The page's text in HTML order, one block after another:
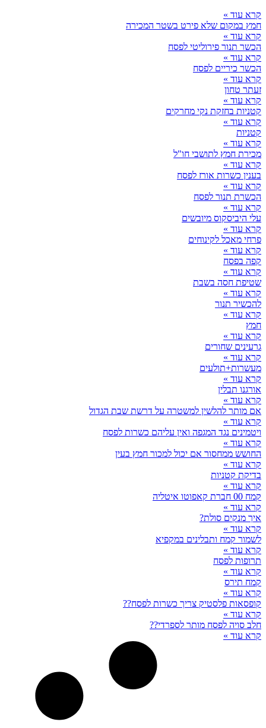
קרא עוד »
חמץ במקום שלא פירט בשטר המכירה
קרא עוד »
הכשר תנור פירוליטי לפסח
קרא עוד »
הכשר כיריים לפסח
קרא עוד »
זעתר טחון
קרא עוד »
קטניות בחזקת נקי מחרקים
קרא עוד »
קטניות
קרא עוד »
מכירת חמץ לתושבי חו"ל
קרא עוד »
בענין כשרות אורז לפסח
קרא עוד »
הכשרת תנור לפסח
קרא עוד »
עלי היביסקוס מיובשים
קרא עוד »
פרחי מאכל לקינוחים
קרא עוד »
קפה בפסח
קרא עוד »
שטיפת חסה בשבת
קרא עוד »
להכשיר תנור
קרא עוד »
חמץ
קרא עוד »
גרעינים שחורים
קרא עוד »
מעשרות+תולעים
קרא עוד »
אורגנו תבלין
קרא עוד »
אם מותר להלשין למשטרה על דרשת שבת הגדול
קרא עוד »
ויטמינים נגד המגפה ואין עליהם כשרות לפסח
קרא עוד »
החושש ממחסור אם יכול למכור חמץ בעין
קרא עוד »
בדיקת קטניות
קרא עוד »
קמח 00 חברת קאפוטו איטליה
קרא עוד »
איך מנקים סולת?
קרא עוד »
לשמור קמח ותבלינים במקפיא
קרא עוד »
תרופות לפסח
קרא עוד »
קמח תירס
קרא עוד »
קופסאות פלסטיק צריך כשרות לפסח??
קרא עוד »
חלב סויה לפסח מותר לספרדי??
קרא עוד »